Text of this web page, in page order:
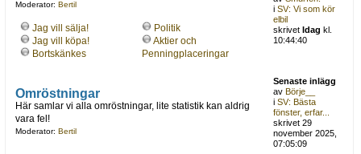
Moderator: Bertil
Jag vill sälja!
Jag vill köpa!
Bortskänkes
Politik
Aktier och
Penningplaceringar
iSV: Vi som kör
elbil
skrivetIdag kl.
10:44:40
Omröstningar
Här samlar vi alla omröstningar, lite statistik kan aldrig
vara fel!
Moderator: Bertil
Senaste inlägg
avBörje__
iSV: Bästa
fönster, erfar...
skrivet 29
november 2025,
07:05:09